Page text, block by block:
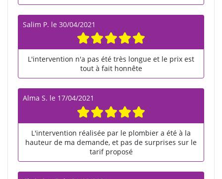
Salim P. le 30/04/2021
L'intervention n'a pas été très longue et le prix est
tout à fait honnête
Alma S. le 17/04/2021
L'intervention réalisée par le plombier a été à la
hauteur de ma demande, et pas de surprises sur le
tarif proposé